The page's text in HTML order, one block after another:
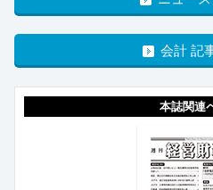
会計 記
本誌関連